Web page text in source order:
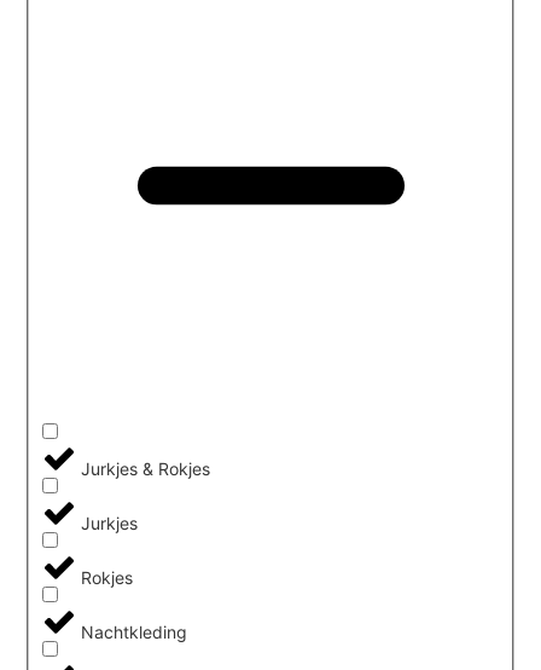
Jurkjes & Rokjes
Jurkjes
Rokjes
Nachtkleding